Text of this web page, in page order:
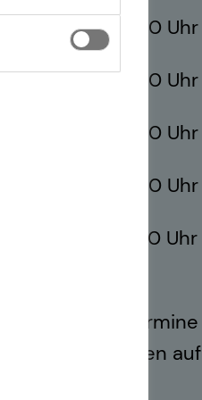
10:00 - 21:00 Uhr
10:00 - 21:00 Uhr
10:00 - 21:00 Uhr
10:00 - 21:00 Uhr
10:00 - 17:00 Uhr
sind auch Termine
Geschäftszeiten auf